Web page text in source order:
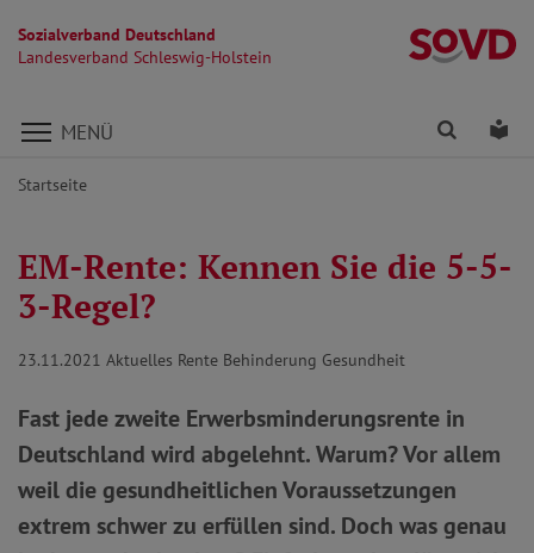
Sozialverband Deutschland
Landesverband Schleswig-Holstein
Direkt zu den Inhalten springen
MENÜ Finden
Startseite
EM-Rente: Kennen Sie die 5-5-
3-Regel?
23.11.2021 Aktuelles Rente Behinderung Gesundheit
Fast jede zweite Erwerbsminderungsrente in
Deutschland wird abgelehnt. Warum? Vor allem
weil die gesundheitlichen Voraussetzungen
extrem schwer zu erfüllen sind. Doch was genau